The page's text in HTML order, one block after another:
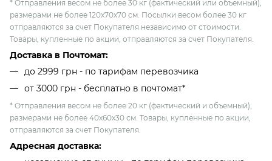
* Отправления весом не более 30 кг (фактический или объемный),
размерами не более 120х70х70 см. Посылки весом более 30 кг
отправляются за счет Покупателя независимо от стоимости.
Товары, купленные по акции, отправляются за счет Покупателя.
Доставка в Почтомат:
до 2999 грн - по тарифам перевозчика
от 3000 грн - бесплатно в почтомат*
* Отправления весом не более 20 кг (фактический и объемный),
размерами не более 40х60х30 см. Товары, купленные по акции,
отправляются за счет Покупателя.
Адресная доставка: